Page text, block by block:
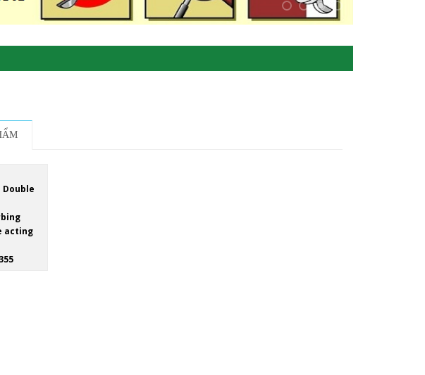
Double
acting